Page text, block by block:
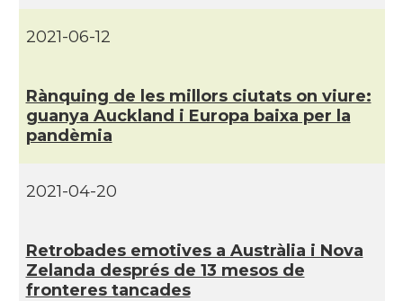
2021-06-12
Rànquing de les millors ciutats on viure:
guanya Auckland i Europa baixa per la
pandèmia
2021-04-20
Retrobades emotives a Austràlia i Nova
Zelanda després de 13 mesos de
fronteres tancades